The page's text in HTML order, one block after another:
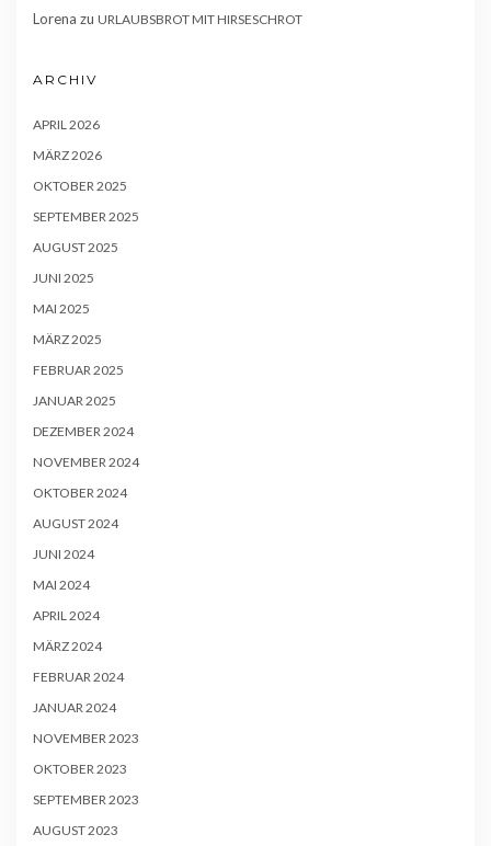
Lorena zu URLAUBSBROT MIT HIRSESCHROT
ARCHIV
APRIL 2026
MÄRZ 2026
OKTOBER 2025
SEPTEMBER 2025
AUGUST 2025
JUNI 2025
MAI 2025
MÄRZ 2025
FEBRUAR 2025
JANUAR 2025
DEZEMBER 2024
NOVEMBER 2024
OKTOBER 2024
AUGUST 2024
JUNI 2024
MAI 2024
APRIL 2024
MÄRZ 2024
FEBRUAR 2024
JANUAR 2024
NOVEMBER 2023
OKTOBER 2023
SEPTEMBER 2023
AUGUST 2023